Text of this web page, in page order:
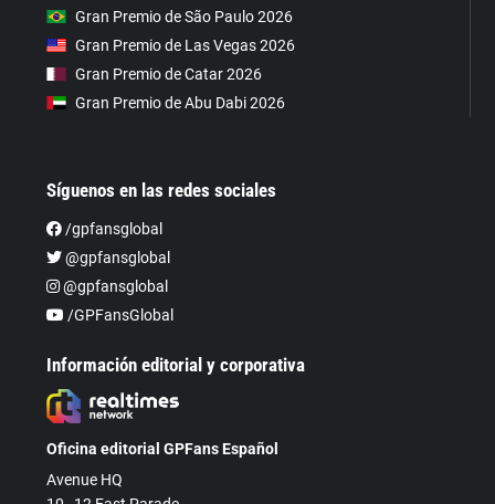
Gran Premio de São Paulo 2026
Gran Premio de Las Vegas 2026
Gran Premio de Catar 2026
Gran Premio de Abu Dabi 2026
Síguenos en las redes sociales
/gpfansglobal
@gpfansglobal
@gpfansglobal
/GPFansGlobal
Información editorial y corporativa
Oficina editorial GPFans Español
Avenue HQ